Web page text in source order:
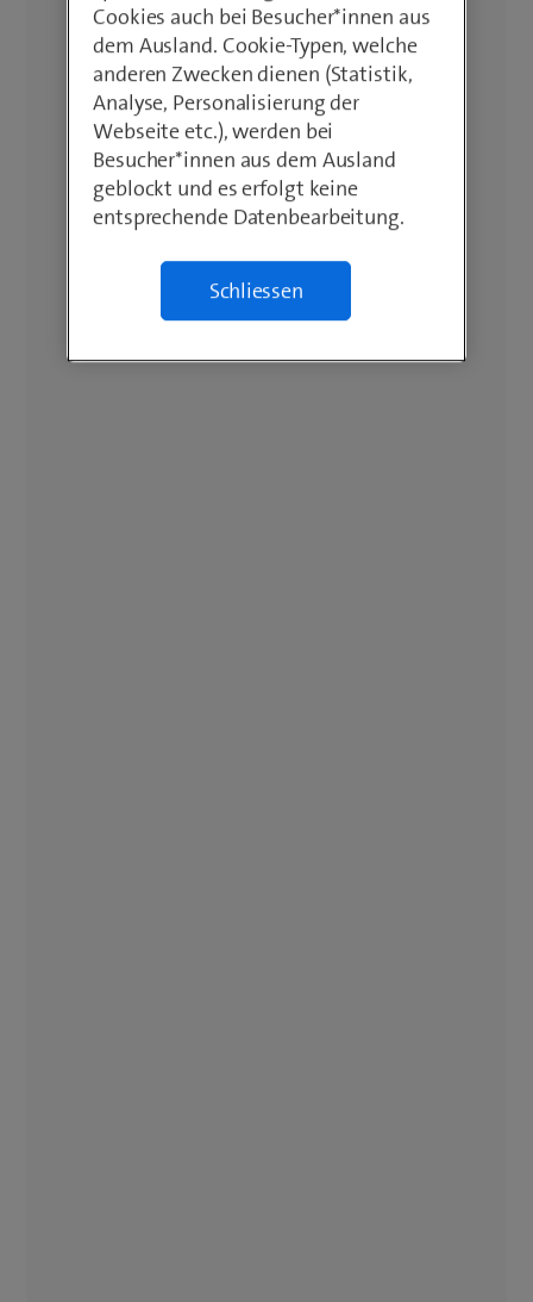
Cookies auch bei Besucher*innen aus
dem Ausland. Cookie-Typen, welche
anderen Zwecken dienen (Statistik,
Analyse, Personalisierung der
Webseite etc.), werden bei
Besucher*innen aus dem Ausland
geblockt und es erfolgt keine
entsprechende Datenbearbeitung.
Schliessen